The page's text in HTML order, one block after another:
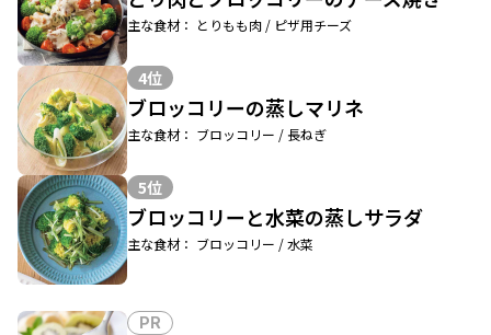
主な食材： とりもも肉 / ピザ用チーズ
4位
ブロッコリーの蒸しマリネ
主な食材： ブロッコリー / 長ねぎ
5位
ブロッコリーと水菜の蒸しサラダ
主な食材： ブロッコリー / 水菜
PR